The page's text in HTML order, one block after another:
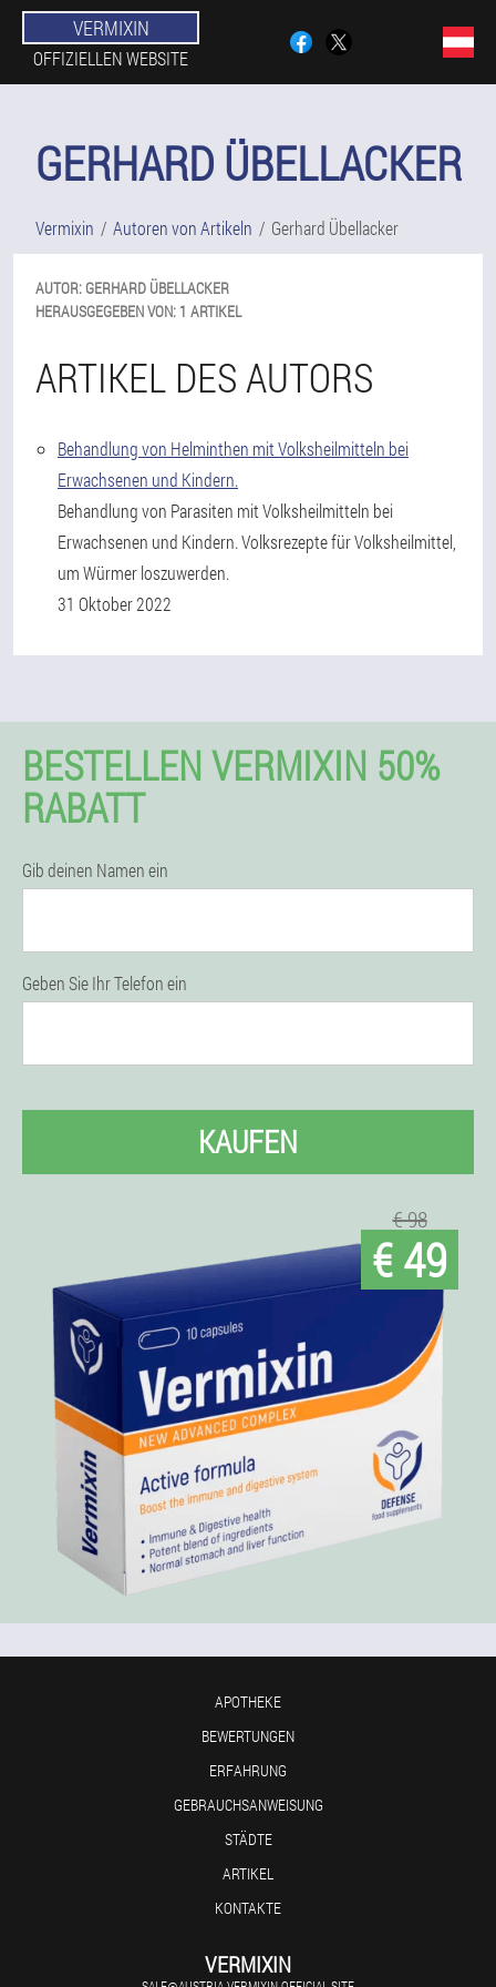
VERMIXIN
OFFIZIELLEN WEBSITE
GERHARD ÜBELLACKER
Vermixin Autoren von Artikeln Gerhard Übellacker
AUTOR: GERHARD ÜBELLACKER
HERAUSGEGEBEN VON: 1 ARTIKEL
ARTIKEL DES AUTORS
Behandlung von Helminthen mit Volksheilmitteln bei
Erwachsenen und Kindern.
Behandlung von Parasiten mit Volksheilmitteln bei
Erwachsenen und Kindern. Volksrezepte für Volksheilmittel,
um Würmer loszuwerden.
31 Oktober 2022
BESTELLEN VERMIXIN 50%
RABATT
Gib deinen Namen ein
Geben Sie Ihr Telefon ein
KAUFEN
€ 98
€ 49
APOTHEKE
BEWERTUNGEN
ERFAHRUNG
GEBRAUCHSANWEISUNG
STÄDTE
ARTIKEL
KONTAKTE
VERMIXIN